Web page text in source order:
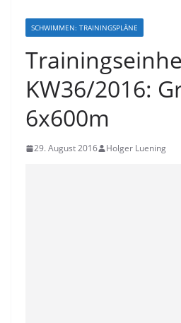
SCHWIMMEN: TRAININGSPLÄNE
KW36/2016:
6x600m
29. August 2016 Holger Luening